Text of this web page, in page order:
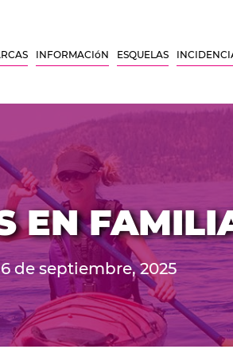
INFORMACIóN ESQUELAS
EN
de septiembre, 2025